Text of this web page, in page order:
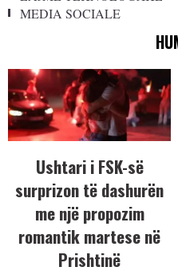
MEDIA SOCIALE
Ushtari i FSK-së
surprizon të dashurën
me një propozim
romantik martese në
Prishtinë